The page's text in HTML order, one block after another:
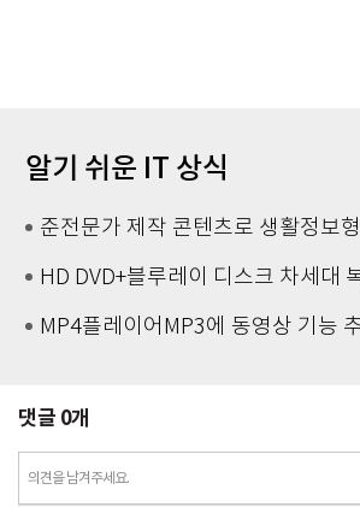
알기 쉬운 IT 상식
준전문가 제작 콘텐츠로 생활정보
HD DVD+블루레이 디스크 차세대
MP4플레이어MP3에 동영상 기능 추가 파일
댓글 0개
의견을 남겨주세요.